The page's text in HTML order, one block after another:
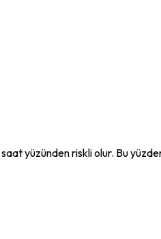
yüzünden riskli olur. Bu